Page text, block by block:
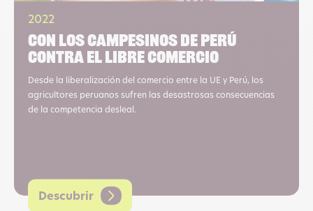
2022
Con los campesinos de Perú
contra el libre comercio
Desde la liberalización del comercio entre la UE y Perú, los
agricultores peruanos sufren las desastrosas consecuencias
de la competencia desleal.
Descubrir